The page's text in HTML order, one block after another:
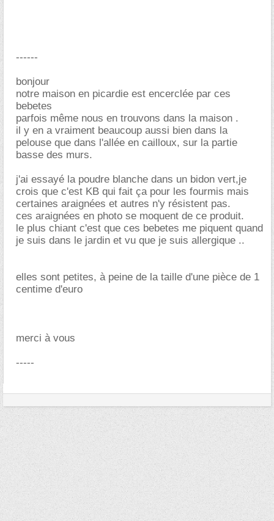
------
bonjour
notre maison en picardie est encerclée par ces
bebetes
parfois même nous en trouvons dans la maison .
il y en a vraiment beaucoup aussi bien dans la
pelouse que dans l'allée en cailloux, sur la partie
basse des murs.
j'ai essayé la poudre blanche dans un bidon vert,je
crois que c'est KB qui fait ça pour les fourmis mais
certaines araignées et autres n'y résistent pas.
ces araignées en photo se moquent de ce produit.
le plus chiant c'est que ces bebetes me piquent quand
je suis dans le jardin et vu que je suis allergique ..
elles sont petites, à peine de la taille d'une pièce de 1
centime d'euro
merci à vous
-----